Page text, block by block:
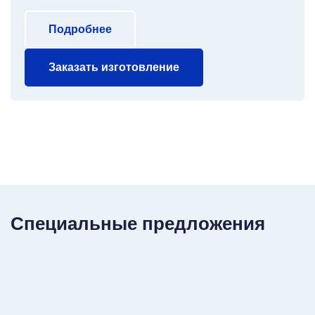
Подробнее
Заказать изготовление
Специальные предложения